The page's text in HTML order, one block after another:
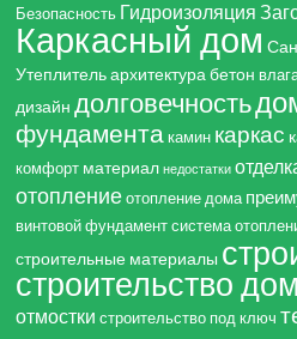
Безопасность Гидроизоляция
Каркасный дом
Утеплительархитектурабетон
дизайн долговечность
фундамента камин каркас
комфорт материал недостатки
отопление отопление дома
винтовой фундамент система
строительные материалы
строительство
отмостки строительство под ключ